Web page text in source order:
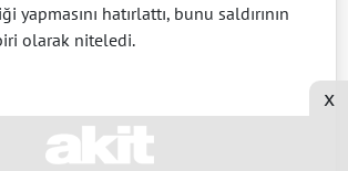
yapmasını hatırlattı, bunu saldırının
olarak niteledi.
x